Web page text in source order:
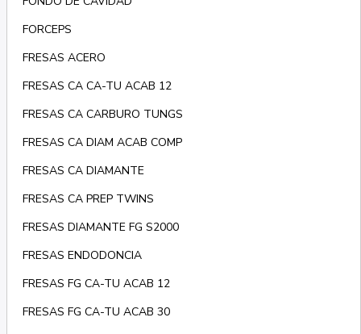
FORCEPS
FRESAS ACERO
FRESAS CA CA-TU ACAB 12
FRESAS CA CARBURO TUNGS
FRESAS CA DIAM ACAB COMP
FRESAS CA DIAMANTE
FRESAS CA PREP TWINS
FRESAS DIAMANTE FG S2000
FRESAS ENDODONCIA
FRESAS FG CA-TU ACAB 12
FRESAS FG CA-TU ACAB 30